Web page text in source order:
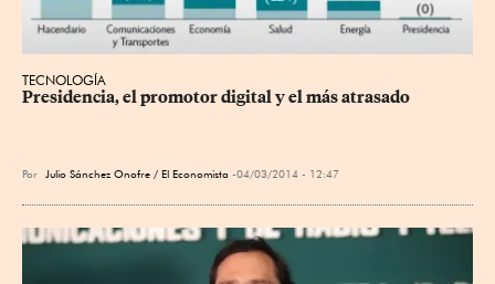
TECNOLOGÍA
Presidencia, el promotor digital y el más atrasado
Por Julio Sánchez Onofre / El Economista 04/03/2014 - 12:47